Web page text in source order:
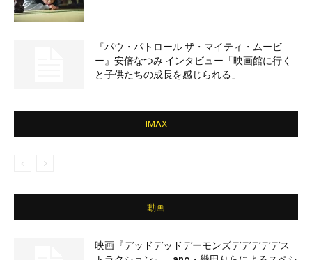
『パウ・パトロール ザ・マイティ・ムービ
ー』安倍なつみ インタビュー「映画館に行く
と子供たちの成長を感じられる」
IMAX
動画
映画『デッドデッドデーモンズデデデデデス